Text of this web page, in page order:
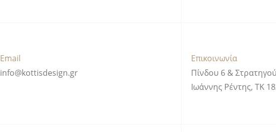
Email
info@kottisdesign.gr
Επικοινωνία
Πίνδου 6 &
Ιωάννης Ρέντης, ΤΚ